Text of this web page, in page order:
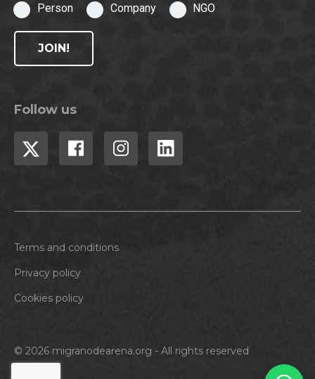
Person Company NGO
JOIN!
Follow us
© 2026 migranodearena.org - All rights reserved
Terms and conditions
Privacy policy
Cookies policy